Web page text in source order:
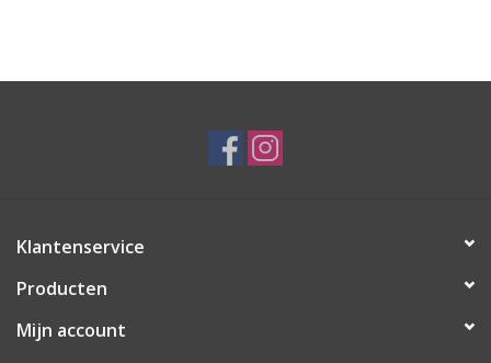
Klantenservice
Producten
Mijn account